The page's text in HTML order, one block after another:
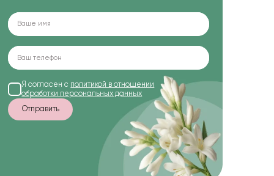
Я согласен с политикой в отношении
обработки персональных данных
Отправить